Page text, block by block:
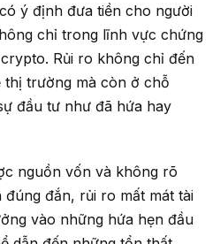
ý định đưa tiền cho người
chỉ trong lĩnh vực chứng
Rủi ro không chỉ đến
thị trường mà còn ở chỗ
đầu tư như đã hứa hay
nguồn vốn và không rõ
đúng đắn, rủi ro mất mát tài
vào những hứa hẹn đầu